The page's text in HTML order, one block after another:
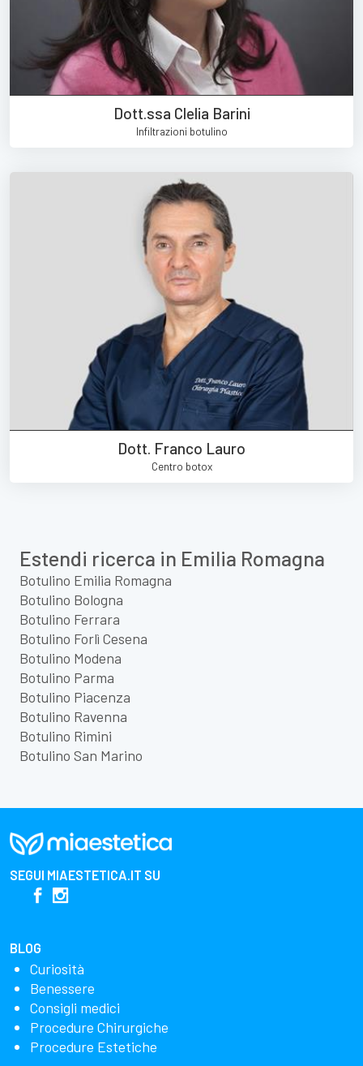
Dott.ssa Clelia Barini
Infiltrazioni botulino
Dott. Franco Lauro
Centro botox
Estendi ricerca in Emilia Romagna
Botulino Emilia Romagna
Botulino Bologna
Botulino Ferrara
Botulino Forlì Cesena
Botulino Modena
Botulino Parma
Botulino Piacenza
Botulino Ravenna
Botulino Rimini
Botulino San Marino
SEGUI MIAESTETICA.IT SU
BLOG
Curiosità
Benessere
Consigli medici
Procedure Chirurgiche
Procedure Estetiche